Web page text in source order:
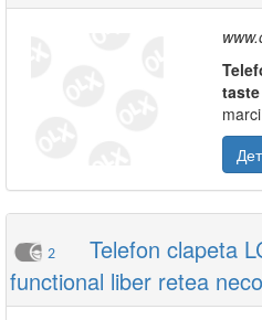
taste
2
Telefon clapeta
functional liber retea